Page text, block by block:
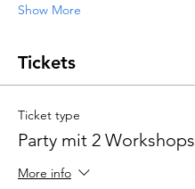
Show More
Tickets
Ticket type
Party mit 2 Workshops
More info